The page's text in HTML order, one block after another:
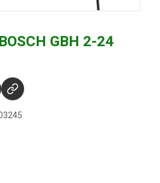
GBH 2-24